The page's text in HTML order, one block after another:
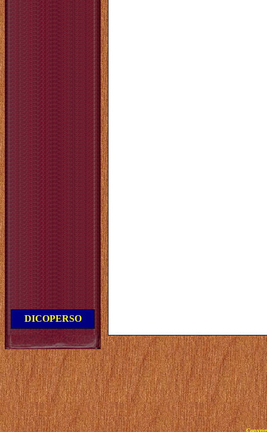
DICOPERSO